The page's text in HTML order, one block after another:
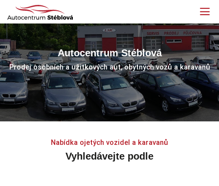
Autocentrum Stéblová
Prodej osobních a užitkových aut, obytných vozů a karavanů
Nabídka ojetých vozidel a karavanů
Vyhledávejte podle